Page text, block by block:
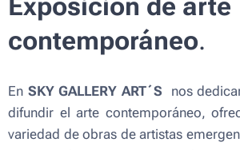
Exposición de arte
contemporáneo.
En SKY GALLERY ART´S nos
difundir el arte contemporáneo,
variedad de obras de artistas